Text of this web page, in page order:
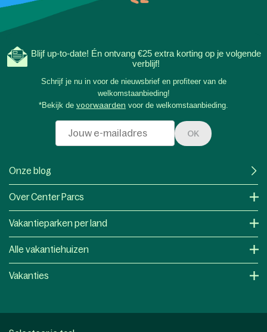
Blijf up-to-date! Én ontvang €25 extra korting op je volgende
verblijf!
Schrijf je nu in voor de nieuwsbrief en profiteer van de
welkomstaanbieding!
*Bekijk de voorwaarden voor de welkomstaanbieding.
OK
Onze blog
Over Center Parcs
Vakantieparken per land
Alle vakantiehuizen
Vakanties